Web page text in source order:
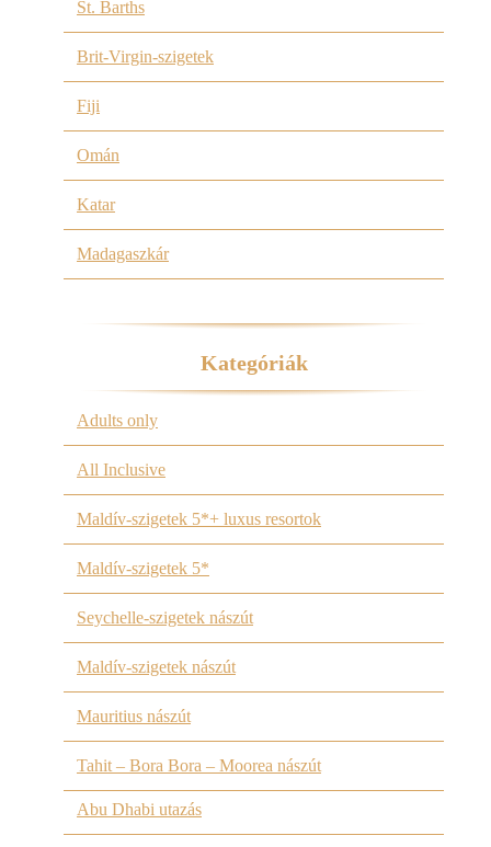
St. Barths
Brit-Virgin-szigetek
Fiji
Omán
Katar
Madagaszkár
Kategóriák
Adults only
All Inclusive
Maldív-szigetek 5*+ luxus resortok
Maldív-szigetek 5*
Seychelle-szigetek nászút
Maldív-szigetek nászút
Mauritius nászút
Tahit – Bora Bora – Moorea nászút
Abu Dhabi utazás